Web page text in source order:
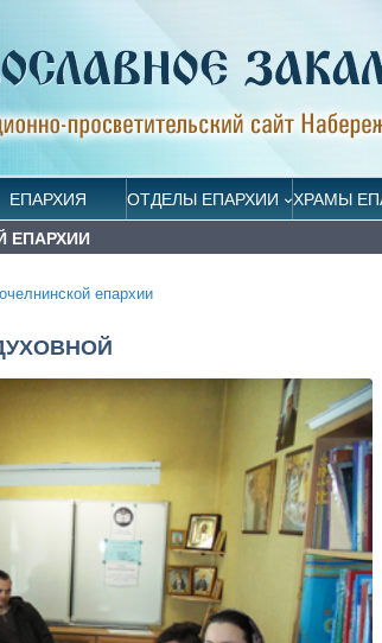
ЕПАРХИЯ ОТДЕЛЫ ЕПАРХИИ ХРАМЫ
ЕПАРХИИ
епархии